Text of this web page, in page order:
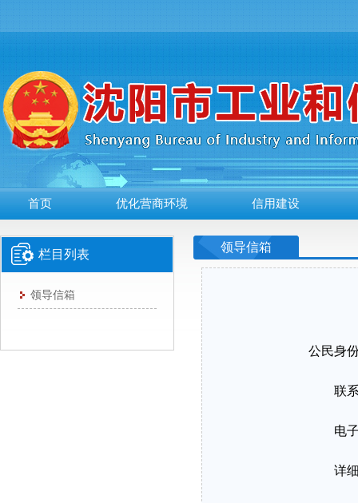
首页 优化营商环境 信用建设
栏目列表
领导信箱
领导信箱
公民身
联
电
详